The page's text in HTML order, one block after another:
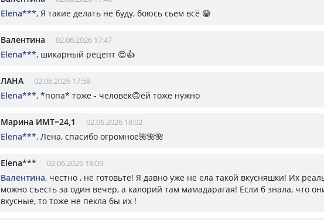
Elena***, Я такие делать не буду, боюсь сьем всё 😁
Валентина 02.06.2026 17:47
Elena***, шикарный рецепт 😍👍
ЛАНА 02.06.2026 17:58
Elena***, *попа* тоже - человек🙃ей тоже нужно
Марина ИМТ=24,1 02.06.2026 18:02
Elena***, Лена, спасибо огромное🌺🌺🌺
Elena*** 02.06.2026 18:09
Валентина, честно , не готовьте! Я давно уже не ела такой вкусняшки! Их
можно съесть за один вечер, а калорий там мамадарагая! Если б знала, что
вкусные, то тоже не пекла бы их !